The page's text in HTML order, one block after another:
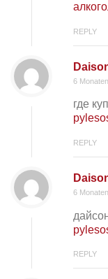
REPLY
6
где
REPLY
6
REPLY